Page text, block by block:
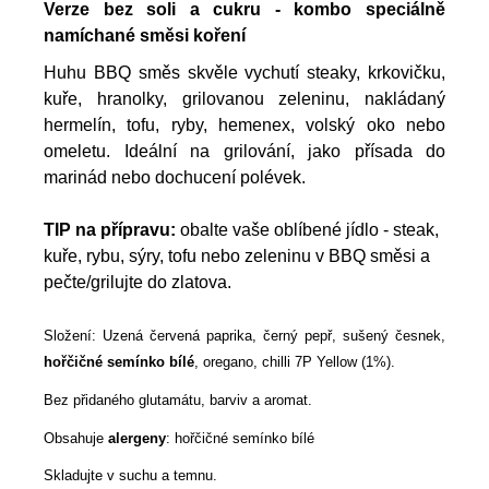
Verze bez soli a cukru - kombo speciálně
namíchané směsi koření
Huhu BBQ směs skvěle vychutí steaky, krkovičku,
kuře, hranolky, grilovanou zeleninu, nakládaný
hermelín, tofu, ryby, hemenex, volský oko nebo
omeletu. Ideální na grilování, jako přísada do
marinád nebo dochucení polévek.
TIP na přípravu: obalte vaše oblíbené jídlo - steak,
kuře, rybu, sýry, tofu nebo zeleninu v BBQ směsi a
pečte/grilujte do zlatova.
Složení: Uzená červená paprika, černý pepř, sušený česnek,
hořčičné semínko bílé , oregano, chilli 7P Yellow (1%).
Bez přidaného glutamátu, barviv a aromat.
Obsahuje alergeny: hořčičné semínko bílé
Skladujte v suchu a temnu.